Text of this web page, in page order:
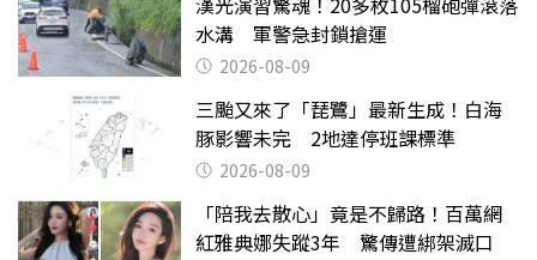
水溝 軍警急封鎖搶運
2026-08-09
三颱又來了「琵鷺」最新生成！白海
豚影響未完 2地達停班課標準
2026-08-09
「陪我去散心」竟是不歸路！百萬網
紅雅典娜失蹤3年 驚傳遭綁架滅口